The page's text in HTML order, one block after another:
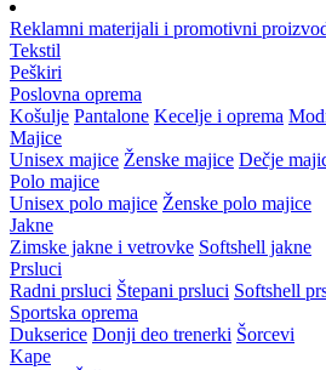
Reklamni materijali i promotivni
Tekstil
Peškiri
Poslovna oprema
Košulje Pantalone Kecelje i oprema
Majice
Unisex majice Ženske majice Dečje
Polo majice
Unisex polo majice Ženske polo majice
Jakne
Zimske jakne i vetrovke Softshell jakne
Prsluci
Radni prsluci Štepani prsluci Softshell
Sportska oprema
Dukserice Donji deo trenerki Šorcevi
Kape